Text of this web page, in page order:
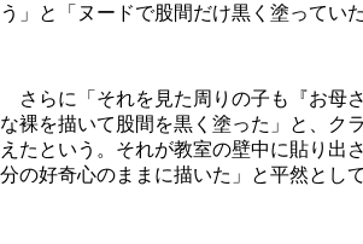
う」と「ヌードで股間だけ黒く塗ってい
さらに「それを見た周りの子も『お母
な裸を描いて股間を黒く塗った」と、ク
えたという。それが教室の壁中に貼り出
分の好奇心のままに描いた」と平然として